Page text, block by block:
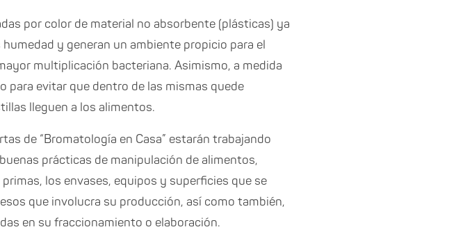
por color de material no absorbente (plásticas) ya
y generan un ambiente propicio para el
multiplicación bacteriana. Asimismo, a medida
para evitar que dentro de las mismas quede
lleguen a los alimentos.
de “Bromatología en Casa” estarán trabajando
prácticas de manipulación de alimentos,
los envases, equipos y superficies que se
que involucra su producción, así como también,
en su fraccionamiento o elaboración.